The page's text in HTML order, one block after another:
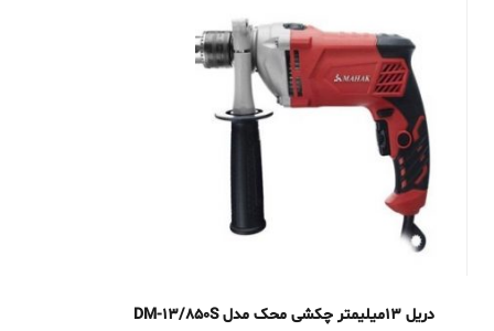
دریل 13میلیمتر چکشی محک مدل DM-13/850S